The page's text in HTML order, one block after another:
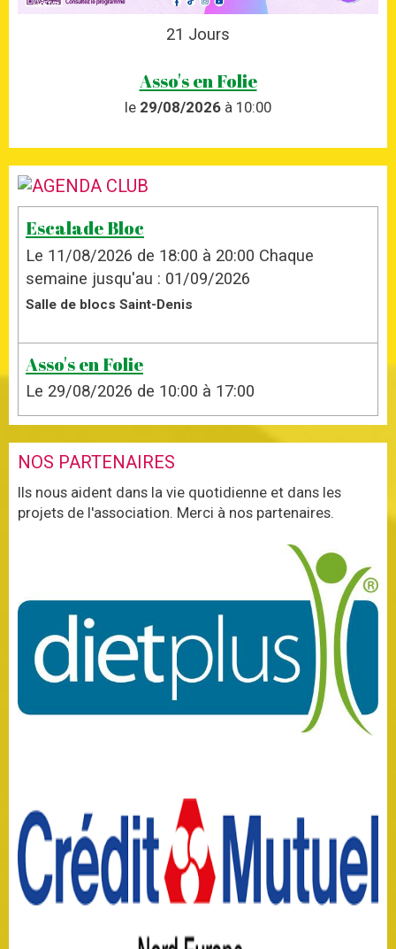
21 Jours
Asso's en Folie
le 29/08/2026 à 10:00
Escalade Bloc
Le 11/08/2026 de 18:00 à 20:00 Chaque
semaine jusqu'au : 01/09/2026
Salle de blocs Saint-Denis
Asso's en Folie
Le 29/08/2026 de 10:00 à 17:00
NOS PARTENAIRES
Ils nous aident dans la vie quotidienne et dans les
projets de l'association. Merci à nos partenaires.